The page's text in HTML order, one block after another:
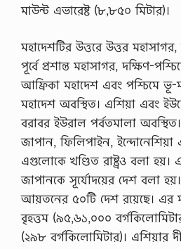
মাউন্ট এভারেষ্ট (৮,৮৫০ মিটার)।
মহাদেশটির উত্তরে উত্তর
পূর্বে প্রশান্ত মহাসাগর, দক্ষিণ-
আফ্রিকা মহাদেশ এবং পশ্চিমে
মহাদেশ অবস্থিত। এশিয়া এবং
বরাবর ইউরাল পর্বতমালা অবস্থিত।
জাপান, ফিলিপাইন, ইন্দোনেশিয়া
এগুলোকে খণ্ডিত রাষ্ট্রও বলা হয়।
জাপানকে সূর্যোদয়ের দেশ বলা হয়।
আয়তনের ৫০টি দেশ রয়েছে। এর
বৃহত্তম (৯৫,৬১,০০০
(২৯৮ বর্গকিলোমিটার)। এশিয়ার